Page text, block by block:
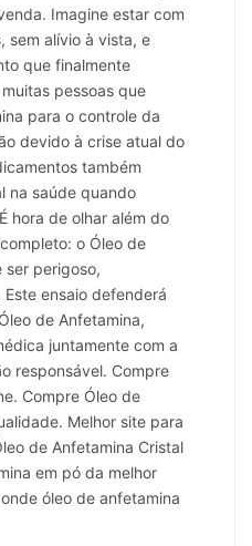
Imagine estar com
sem alívio à vista, e
que finalmente
pessoas que
para o controle da
devido à crise atual do
também
na saúde quando
hora de olhar além do
o Óleo de
ser perigoso,
ensaio defenderá
de Anfetamina,
juntamente com a
responsável. Compre
Compre Óleo de
Melhor site para
de Anfetamina Cristal
em pó da melhor
óleo de anfetamina